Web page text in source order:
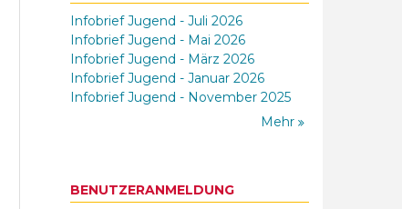
Infobrief Jugend - Juli 2026
Infobrief Jugend - Mai 2026
Infobrief Jugend - März 2026
Infobrief Jugend - Januar 2026
Infobrief Jugend - November 2025
Mehr
BENUTZERANMELDUNG